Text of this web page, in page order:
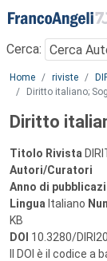
Menu
Cerca:
Main content
Home riviste
Diritto italiano;
Diritto
Titolo Rivista
Autori/Curatori
Anno di
Lingua Italiano
KB
DOI 10.3280/
Il DOI è il codice